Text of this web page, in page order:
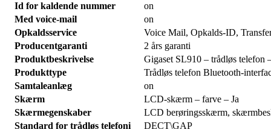
Id for kaldende nummer
on
Med voice-mail
on
Opkaldsservice
Voice Mail, Opkalds-ID,
Producentgaranti
2 års garanti
Produktbeskrivelse
Gigaset SL910 – trådløs telefon
Produkttype
Trådløs telefon Bluetooth-
Samtaleanlæg
on
Skærm
LCD-skærm – farve – Ja
Skærmegenskaber
LCD berøringsskærm,
Standard for trådløs telefoni
DECT\GAP